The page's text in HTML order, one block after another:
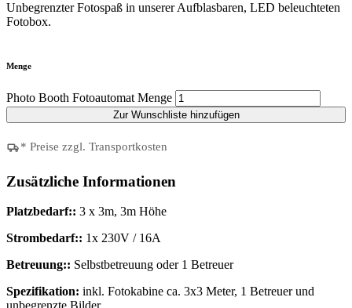
Unbegrenzter Fotospaß in unserer Aufblasbaren, LED beleuchteten
Fotobox.
Menge
Photo Booth Fotoautomat Menge
Zur Wunschliste hinzufügen
* Preise zzgl. Transportkosten
Zusätzliche Informationen
Platzbedarf:: 3 x 3m, 3m Höhe
Strombedarf:: 1x 230V / 16A
Betreuung:: Selbstbetreuung oder 1 Betreuer
Spezifikation: inkl. Fotokabine ca. 3x3 Meter, 1 Betreuer und